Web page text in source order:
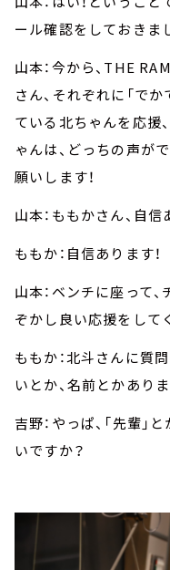
ール確認をしておきま
山本：今から、THE
さん、それぞれに「で
ている北ちゃんを応援
ゃんは、どっちの声が
願いします！
山本：ももかさん、自信
ももか：自信あります！
山本：ベンチに座って
ぞかし良い応援をして
ももか：北斗さんに質
いとか、名前とかあり
吉野：やっぱ、「先輩」
いですか？